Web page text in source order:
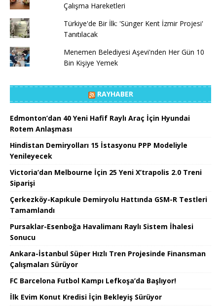
Çalışma Hareketleri
Türkiye'de Bir İlk: 'Sünger Kent İzmir Projesi'
Tanıtılacak
Menemen Belediyesi Aşevi'nden Her Gün 10
Bin Kişiye Yemek
RAYHABER
Edmonton’dan 40 Yeni Hafif Raylı Araç İçin Hyundai
Rotem Anlaşması
Hindistan Demiryolları 15 İstasyonu PPP Modeliyle
Yenileyecek
Victoria’dan Melbourne İçin 25 Yeni X’trapolis 2.0 Treni
Siparişi
Çerkezköy-Kapıkule Demiryolu Hattında GSM-R Testleri
Tamamlandı
Pursaklar-Esenboğa Havalimanı Raylı Sistem İhalesi
Sonucu
Ankara-İstanbul Süper Hızlı Tren Projesinde Finansman
Çalışmaları Sürüyor
FC Barcelona Futbol Kampı Lefkoşa’da Başlıyor!
İlk Evim Konut Kredisi İçin Bekleyiş Sürüyor